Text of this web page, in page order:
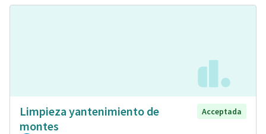
Limpieza yantenimiento de
montes
Acceptada